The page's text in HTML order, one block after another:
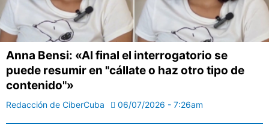
Anna Bensi: «Al final el interrogatorio se
puede resumir en "cállate o haz otro tipo de
contenido"»
Redacción de CiberCuba 06/07/2026 - 7:26am